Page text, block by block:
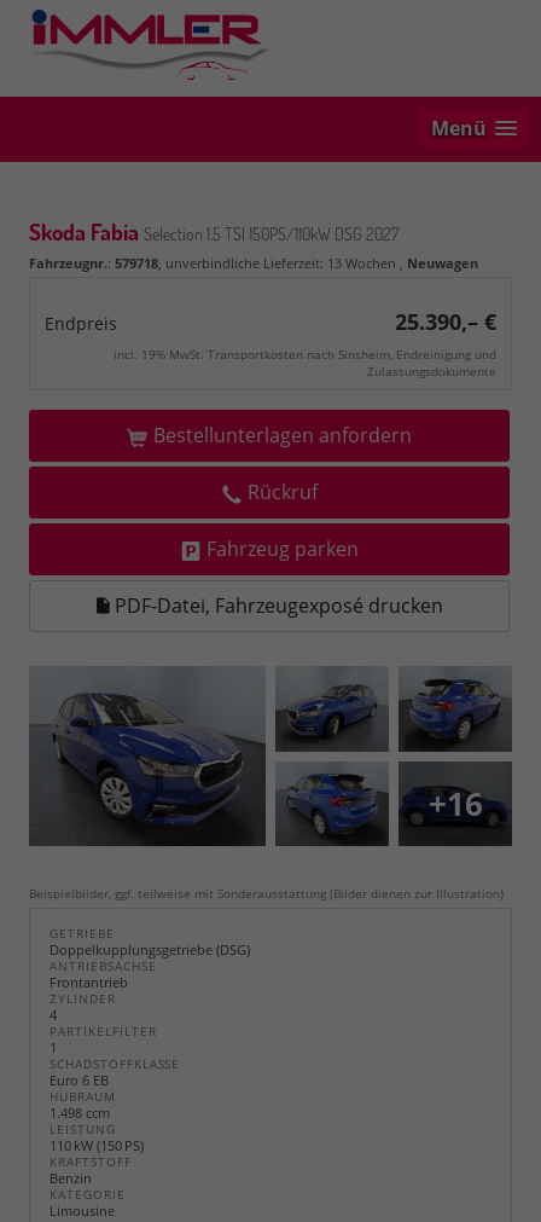
Menü
Skoda Fabia Selection 1.5 TSI 150PS/110kW DSG 2027
Fahrzeugnr.: 579718, unverbindliche Lieferzeit: 13 Wochen , Neuwagen
Endpreis 25.390,– €
incl. 19% MwSt. Transportkosten nach Sinsheim, Endreinigung und
Zulassungsdokumente
Bestellunterlagen anfordern
Rückruf
Fahrzeug parken
PDF-Datei, Fahrzeugexposé drucken
+16
Beispielbilder, ggf. teilweise mit Sonderausstattung (Bilder dienen zur Illustration)
GETRIEBE
Doppelkupplungsgetriebe (DSG)
ANTRIEBSACHSE
Frontantrieb
ZYLINDER
4
PARTIKELFILTER
1
SCHADSTOFFKLASSE
Euro 6 EB
HUBRAUM
1.498 ccm
LEISTUNG
110 kW (150 PS)
KRAFTSTOFF
Benzin
KATEGORIE
Limousine